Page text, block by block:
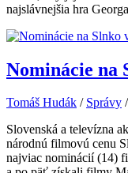
najslávnejšia hra
Nominácie na
Tomáš Hudák / Správy /
Slovenská a televízna
národnú filmovú cenu
najviac nominácií (14)